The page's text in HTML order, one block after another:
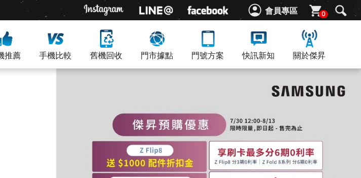
會員專區 0
推薦 手機比較 舊機回收 門市據點 門號方案 快訊新知 關於傑昇